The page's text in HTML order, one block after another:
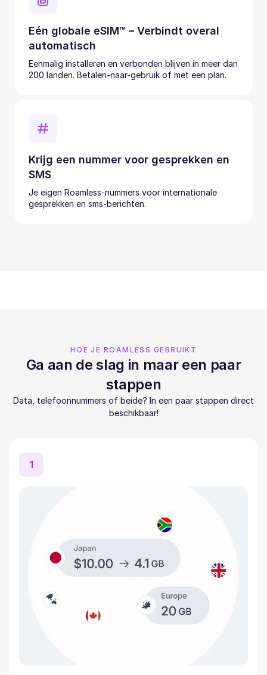
Eén globale eSIM™ – Verbindt overal
automatisch
Eenmalig installeren en verbonden blijven in meer dan
200 landen. Betalen-naar-gebruik of met een plan.
Krijg een nummer voor gesprekken en
SMS
Je eigen Roamless-nummers voor internationale
gesprekken en sms-berichten.
HOE JE ROAMLESS GEBRUIKT
Ga aan de slag in maar een paar
stappen
Data, telefoonnummers of beide? In een paar stappen direct
beschikbaar!
1